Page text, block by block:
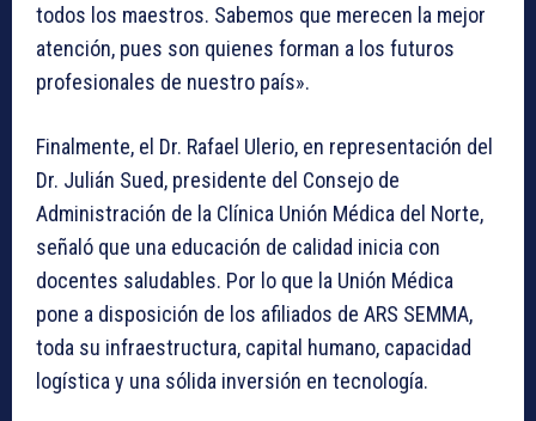
todos los maestros. Sabemos que merecen la mejor
atención, pues son quienes forman a los futuros
profesionales de nuestro país».
Finalmente, el Dr. Rafael Ulerio, en representación del
Dr. Julián Sued, presidente del Consejo de
Administración de la Clínica Unión Médica del Norte,
señaló que una educación de calidad inicia con
docentes saludables. Por lo que la Unión Médica
pone a disposición de los afiliados de ARS SEMMA,
toda su infraestructura, capital humano, capacidad
logística y una sólida inversión en tecnología.